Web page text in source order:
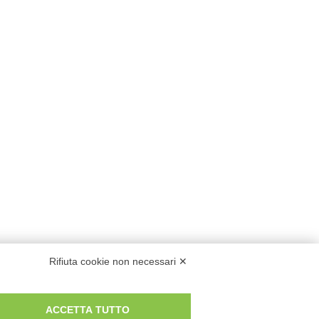
Rifiuta cookie non necessari ✕
ACCETTA TUTTO